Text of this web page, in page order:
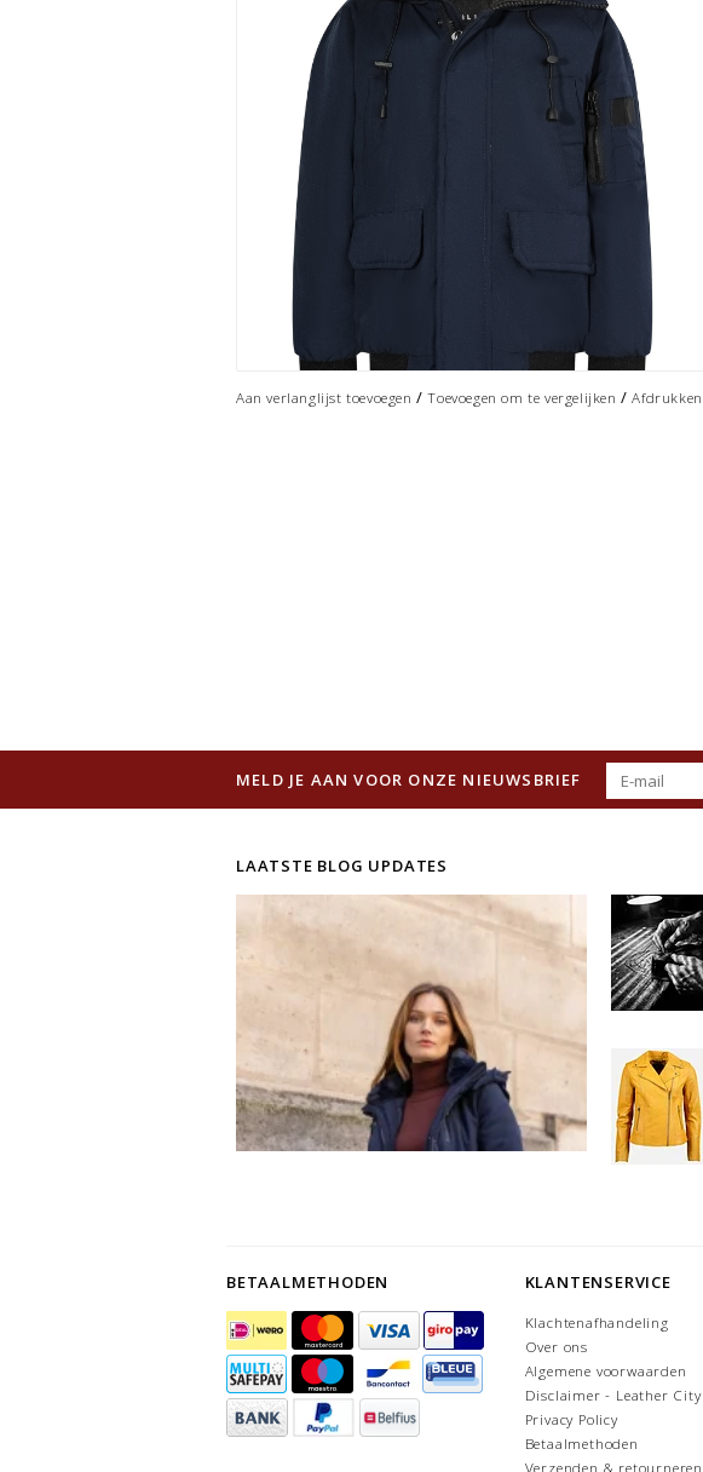
Aan verlanglijst toevoegen /Toevoegen om te vergelijken /Afdrukken
MELD JE AAN VOOR ONZE NIEUWSBRIEF
LAATSTE BLOG UPDATES
BETAALMETHODEN KLANTENSERVICE
Klachtenafhandeling
Over ons
Algemene voorwaarden
Disclaimer - Leather City
Privacy Policy
Betaalmethoden
Verzenden & retourneren